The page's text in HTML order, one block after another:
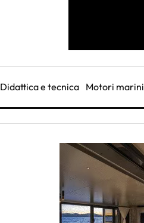
Didattica e tecnica Motori marini